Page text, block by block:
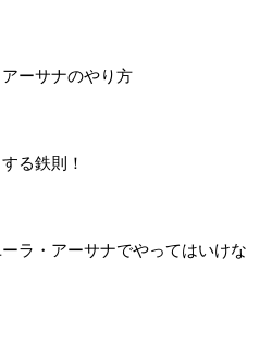
ーサナのやり方
る鉄則！
ラ・アーサナでやってはいけな